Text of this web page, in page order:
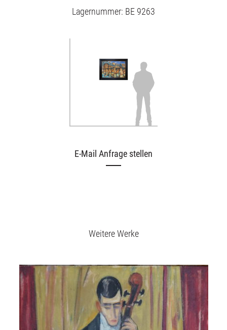
Lagernummer: BE 9263
E-Mail Anfrage stellen
Weitere Werke